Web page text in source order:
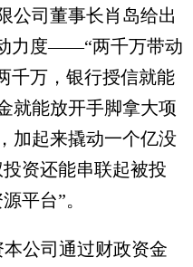
司董事长肖岛给出
力度——“两千万带动
千万，银行授信就能
就能放开手脚拿大项
加起来撬动一个亿没
资还能串联起被投
平台”。
公司通过财政资金